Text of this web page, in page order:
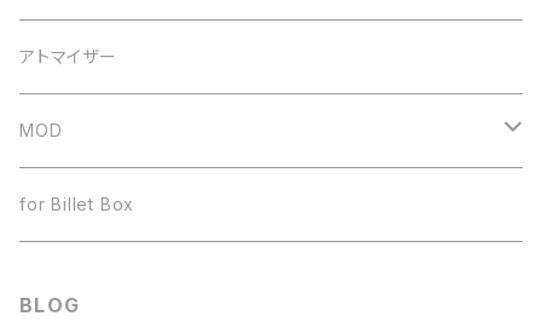
ドリップチップ
ヒートシンク
ボトル
ワイヤー
JUSTFOG
60ml
アトマイザー
MOD
テクニカルMOD
for Billet Box
BLOG